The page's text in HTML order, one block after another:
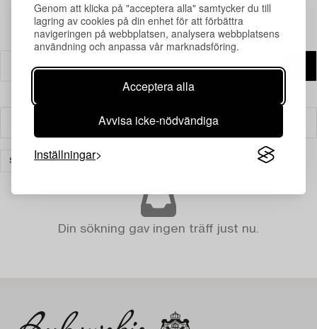
Genom att klicka på "acceptera alla" samtycker du till
lagring av cookies på din enhet för att förbättra
navigeringen på webbplatsen, analysera webbplatsens
användning och anpassa vår marknadsföring.
Acceptera alla
Avvisa icke-nödvändiga
Inställningar
Filter
SILVER OCH PRECIOSA
Din sökning gav ingen träff just nu.